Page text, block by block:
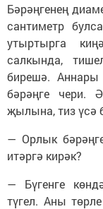
Бәрәңгенең
сантиметр
утыртырга
салкында,
бирешә. Аннары
бәрәңге чери.
җылына, тиз үсә
— Орлык
итәргә кирәк?
— Бүгенге
түгел. Аны